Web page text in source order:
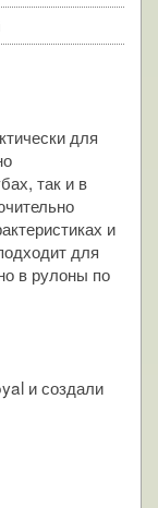
для
так и в
и
для
в рулоны по
и создали